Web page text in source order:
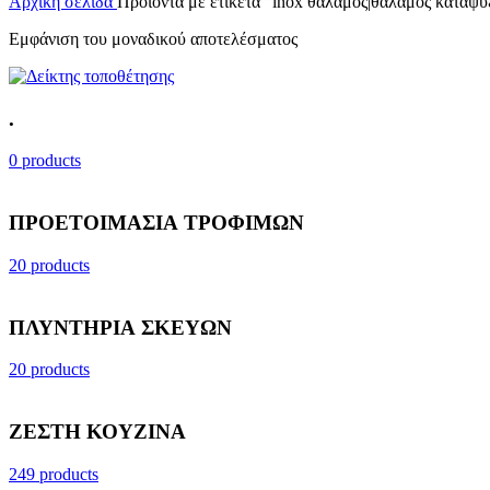
Εμφάνιση του μοναδικού αποτελέσματος
.
0 products
ΠΡΟΕΤΟΙΜΑΣΙΑ ΤΡΟΦΙΜΩΝ
20 products
ΠΛΥΝΤΗΡΙΑ ΣΚΕΥΩΝ
20 products
ΖΕΣΤΗ ΚΟΥΖΙΝΑ
249 products